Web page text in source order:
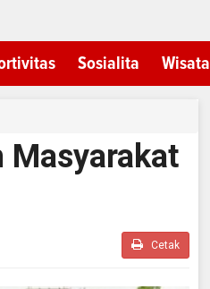
Sosialita Wisata
Masyarakat
Cetak